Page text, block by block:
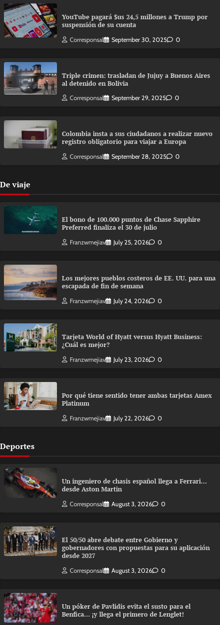
YouTube pagará $us 24,5 millones a Trump por
suspensión de su cuenta
Corresponsal September 30, 2025 0
Triple crimen: trasladan de Jujuy a Buenos Aires
al detenido en Bolivia
Corresponsal September 29, 2025 0
Colombia insta a sus ciudadanos a realizar nuevo
registro obligatorio para viajar a Europa
Corresponsal September 28, 2025 0
De viaje
El bono de 100.000 puntos de Chase Sapphire
Preferred finaliza el 30 de julio
Franzwmejiav July 25, 2026 0
Los mejores pueblos costeros de EE. UU. para una
escapada de fin de semana
Franzwmejiav July 24, 2026 0
Tarjeta World of Hyatt versus Hyatt Business:
¿Cuál es mejor?
Franzwmejiav July 23, 2026 0
Por qué tiene sentido tener ambas tarjetas Amex
Platinum
Franzwmejiav July 22, 2026 0
Deportes
Un ingeniero de chasis español llega a Ferrari…
desde Aston Martin
Corresponsal August 3, 2026 0
El 50/50 abre debate entre Gobierno y
gobernadores con propuestas para su aplicación
desde 2027
Corresponsal August 3, 2026 0
Un póker de Pavlidis evita el susto para el
Benfica… ¡y llega el primero de Lenglet!